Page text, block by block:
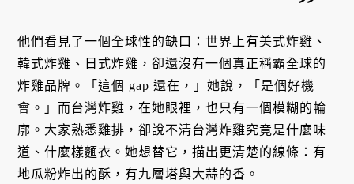
他們看見了一個全球性的缺口：世界上有美式炸雞、
韓式炸雞、日式炸雞，卻還沒有一個真正稱霸全球的
炸雞品牌。「這個 gap 還在，」她說，「是個好機
會。」而台灣炸雞，在她眼裡，也只有一個模糊的輪
廓。大家熟悉雞排，卻說不清台灣炸雞究竟是什麼味
道、什麼樣麵衣。她想替它，描出更清楚的線條：有
地瓜粉炸出的酥，有九層塔與大蒜的香。